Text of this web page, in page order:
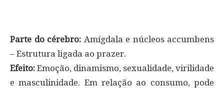
Parte do cérebro: Amígdala e núcleos accumbens
– Estrutura ligada ao prazer.
Efeito: Emoção, dinamismo, sexualidade, virilidade
e masculinidade. Em relação ao consumo, pode